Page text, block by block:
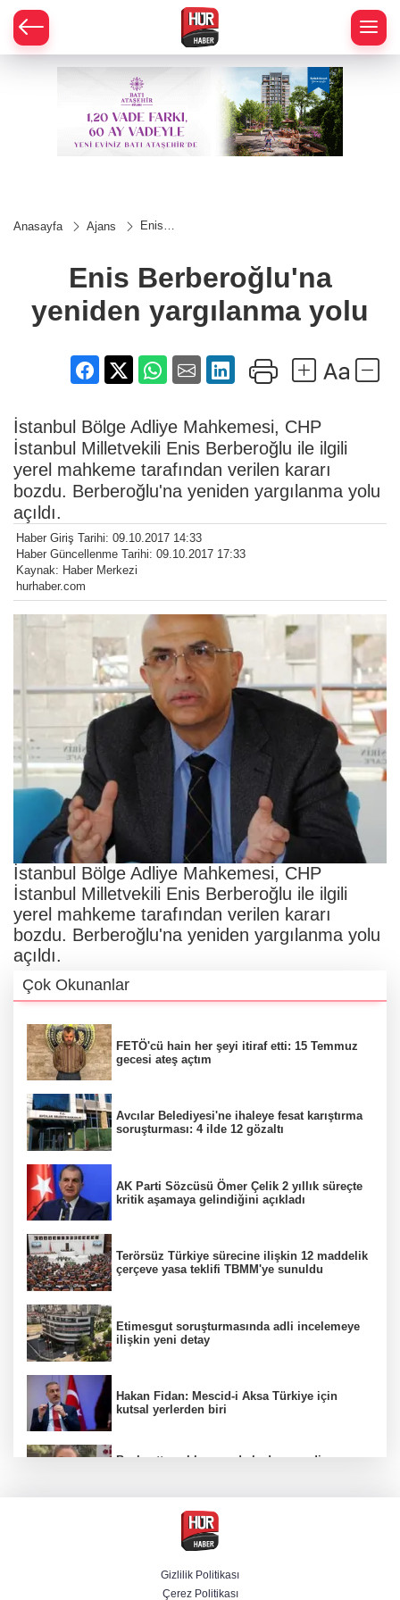
Anasayfa Ajans
Enis
yargılanma
yolu
Enis Berberoğlu'na
yeniden yargılanma yolu
İstanbul Bölge Adliye Mahkemesi, CHP
İstanbul Milletvekili Enis Berberoğlu ile ilgili
yerel mahkeme tarafından verilen kararı
bozdu. Berberoğlu'na yeniden yargılanma yolu
açıldı.
Haber Giriş Tarihi: 09.10.2017 14:33
Haber Güncellenme Tarihi: 09.10.2017 17:33
Kaynak: Haber Merkezi
hurhaber.com
İstanbul Bölge Adliye Mahkemesi, CHP
İstanbul Milletvekili Enis Berberoğlu ile ilgili
yerel mahkeme tarafından verilen kararı
bozdu. Berberoğlu'na yeniden yargılanma yolu
açıldı.
Çok Okunanlar
FETÖ'cü hain her şeyi itiraf etti: 15 Temmuz
gecesi ateş açtım
Avcılar Belediyesi'ne ihaleye fesat karıştırma
soruşturması: 4 ilde 12 gözaltı
AK Parti Sözcüsü Ömer Çelik 2 yıllık süreçte
kritik aşamaya gelindiğini açıkladı
Terörsüz Türkiye sürecine ilişkin 12 maddelik
çerçeve yasa teklifi TBMM'ye sunuldu
Etimesgut soruşturmasında adli incelemeye
ilişkin yeni detay
Hakan Fidan: Mescid-i Aksa Türkiye için
kutsal yerlerden biri
Başkentte yol kenarında kadın cesedi
CHP'li belediye başkanın yazışmaları rüşvet
ağını ortaya koydu
Gizlilik Politikası
Çerez Politikası